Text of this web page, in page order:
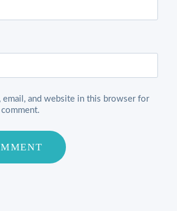
email, and website in this browser for